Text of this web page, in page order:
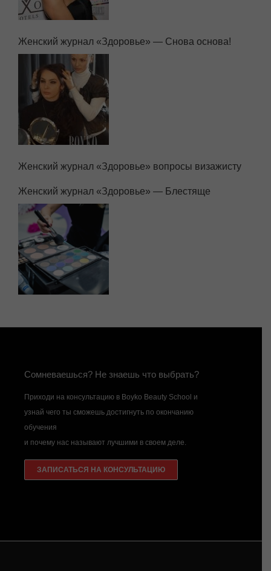
Женский журнал «Здоровье» — Снова основа!
Женский журнал «Здоровье» вопросы визажисту
Женский журнал «Здоровье» — Блестяще
Сомневаешься? Не знаешь что выбрать?
Приходи на консультацию в Boyko Beauty School и
узнай чего ты сможешь достигнуть по окончанию
обучения
и почему нас называют лучшими в своем деле.
ЗАПИСАТЬСЯ НА КОНСУЛЬТАЦИЮ